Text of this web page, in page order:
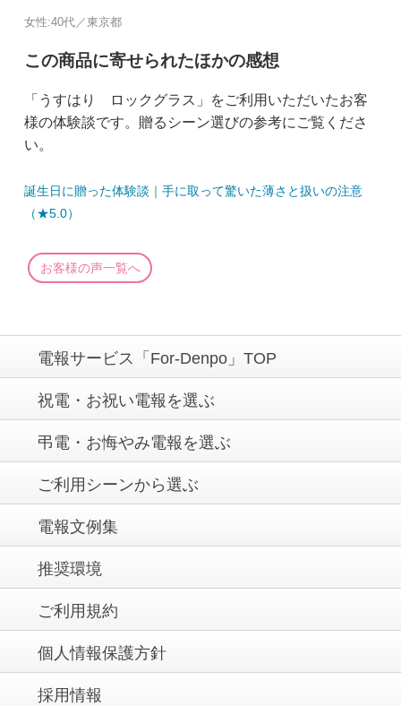
女性:40代／東京都
この商品に寄せられたほかの感想
「うすはり ロックグラス」をご利用いただいたお客
様の体験談です。贈るシーン選びの参考にご覧くださ
い。
誕生日に贈った体験談｜手に取って驚いた薄さと扱いの注意
（★5.0）
お客様の声一覧へ
電報サービス「For-Denpo」TOP
祝電・お祝い電報を選ぶ
弔電・お悔やみ電報を選ぶ
ご利用シーンから選ぶ
電報文例集
推奨環境
ご利用規約
個人情報保護方針
採用情報